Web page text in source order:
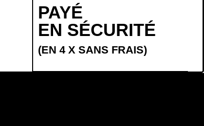
PAYÉ
EN SÉCURITÉ
(EN 4 X SANS FRAIS)